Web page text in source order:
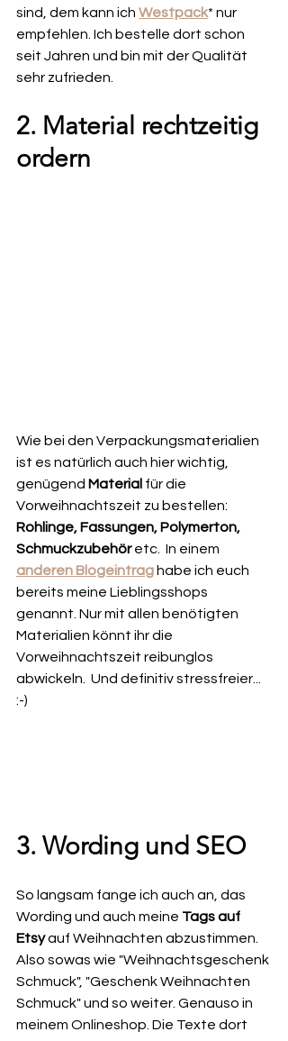
sind, dem kann ich Westpack* nur
empfehlen. Ich bestelle dort schon
seit Jahren und bin mit der Qualität
sehr zufrieden.
2. Material rechtzeitig
ordern
Wie bei den Verpackungsmaterialien
ist es natürlich auch hier wichtig,
genügend Material für die
Vorweihnachtszeit zu bestellen:
Rohlinge, Fassungen, Polymerton,
Schmuckzubehör etc.  In einem
anderen Blogeintrag habe ich euch
bereits meine Lieblingsshops
genannt. Nur mit allen benötigten
Materialien könnt ihr die
Vorweihnachtszeit reibunglos
abwickeln.  Und definitiv stressfreier...
:-)
3. Wording und SEO
So langsam fange ich auch an, das
Wording und auch meine Tags auf
Etsy auf Weihnachten abzustimmen.
Also sowas wie "Weihnachtsgeschenk
Schmuck", "Geschenk Weihnachten
Schmuck" und so weiter. Genauso in
meinem Onlineshop. Die Texte dort